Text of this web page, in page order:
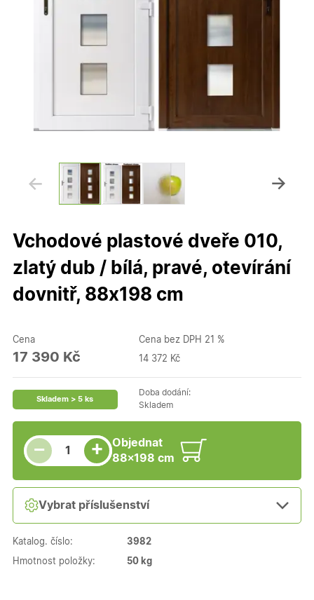
Vchodové plastové dveře 010,
zlatý dub / bílá, pravé, otevírání
dovnitř, 88x198 cm
Cena
17 390 Kč
Cena bez DPH 21 %
14 372 Kč
Skladem > 5 ks
Doba dodání:
Skladem
−
Snížit množství
Počet kusů +
Zvýšit množství
Objednat
88×198 cm
Vybrat příslušenství
Katalog. číslo: 3982
Hmotnost položky: 50 kg